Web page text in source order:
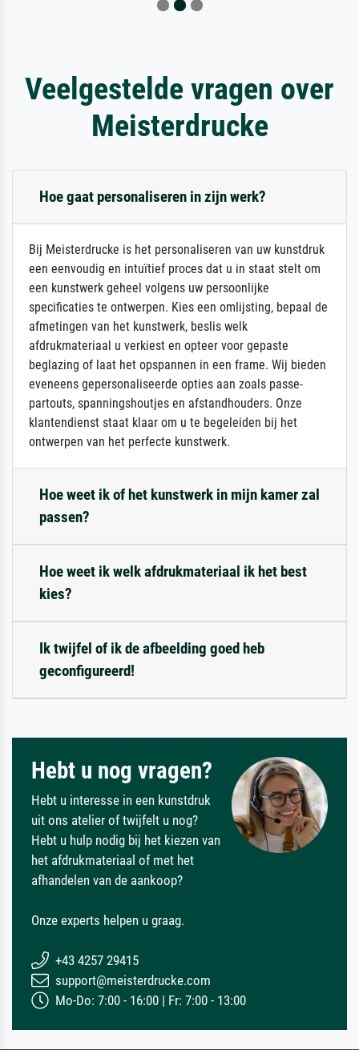
Veelgestelde vragen over
Meisterdrucke
Hoe gaat personaliseren in zijn werk?
Bij Meisterdrucke is het personaliseren van uw kunstdruk
een eenvoudig en intuïtief proces dat u in staat stelt om
een kunstwerk geheel volgens uw persoonlijke
specificaties te ontwerpen. Kies een omlijsting, bepaal de
afmetingen van het kunstwerk, beslis welk
afdrukmateriaal u verkiest en opteer voor gepaste
beglazing of laat het opspannen in een frame. Wij bieden
eveneens gepersonaliseerde opties aan zoals passe-
partouts, spanningshoutjes en afstandhouders. Onze
klantendienst staat klaar om u te begeleiden bij het
ontwerpen van het perfecte kunstwerk.
Hoe weet ik of het kunstwerk in mijn kamer zal
passen?
Hoe weet ik welk afdrukmateriaal ik het best
kies?
Ik twijfel of ik de afbeelding goed heb
geconfigureerd!
Hebt u nog vragen?
Hebt u interesse in een kunstdruk
uit ons atelier of twijfelt u nog?
Hebt u hulp nodig bij het kiezen van
het afdrukmateriaal of met het
afhandelen van de aankoop?
Onze experts helpen u graag.
+43 4257 29415
support@meisterdrucke.com
Mo-Do: 7:00 - 16:00 | Fr: 7:00 - 13:00